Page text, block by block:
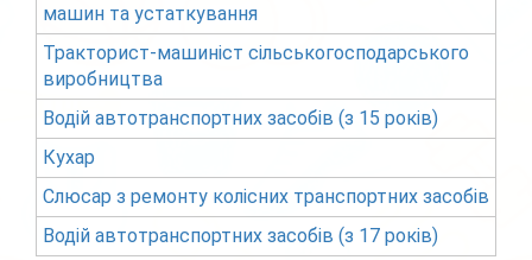
машин та устаткування
Тракторист-машиніст сільськогосподарського
виробництва
Водій автотранспортних засобів (з 15 років)
Кухар
Слюсар з ремонту колісних транспортних засобів
Водій автотранспортних засобів (з 17 років)